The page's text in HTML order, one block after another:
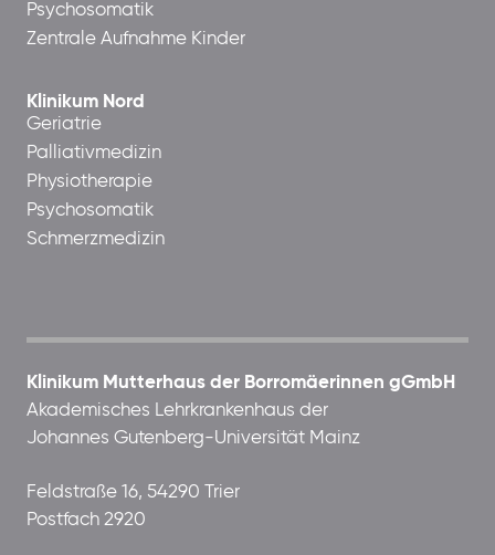
Psychosomatik
Zentrale Aufnahme Kinder
Klinikum Nord
Geriatrie
Palliativmedizin
Physiotherapie
Psychosomatik
Schmerzmedizin
Klinikum Mutterhaus der Borromäerinnen gGmbH
Akademisches Lehrkrankenhaus der
Johannes Gutenberg-Universität Mainz
Feldstraße 16, 54290 Trier
Postfach 2920